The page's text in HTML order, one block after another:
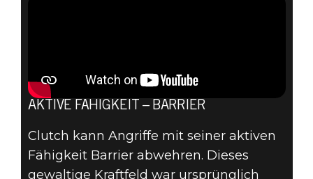
AKTIVE FÄHIGKEIT – BARRIER
Clutch kann Angriffe mit seiner aktiven
Fähigkeit Barrier abwehren. Dieses
gewaltige Kraftfeld war ursprünglich